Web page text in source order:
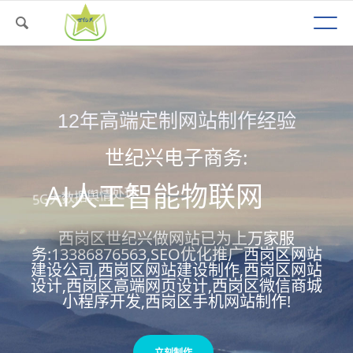
12年高端定制网站制作经验
世纪兴电子商务:
5G大数据舆情处理
APP定制开发服务
西岗区世纪兴做网站已为上万家服
务:13386876563,SEO优化推广西岗区网站
建设公司,西岗区网站建设制作,西岗区网站
设计,西岗区高端网页设计,西岗区微信商城
小程序开发,西岗区手机网站制作!